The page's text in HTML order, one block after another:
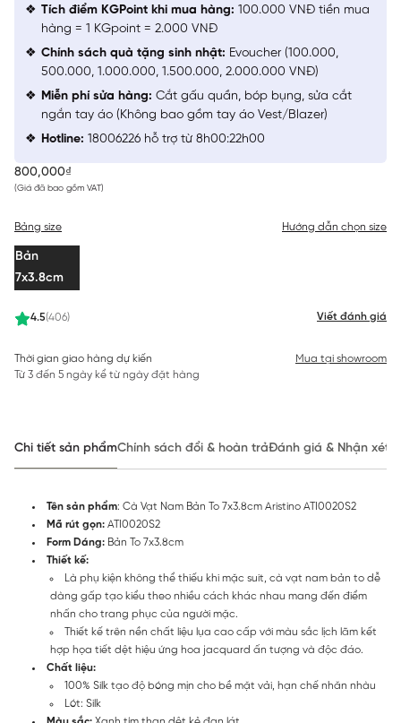
800,000₫
(Giá đã bao gồm VAT)
4.5(406) Viết đánh giá
Bảng size Hướng dẫn chọn size
Bản
7x3.8cm
Thời gian giao hàng dự kiến
Từ 3 đến 5 ngày kể từ ngày đặt hàng
Mua tại showroom
Tích điểm KGPoint khi mua hàng: 100.000 VNĐ tiền mua
hàng = 1 KGpoint = 2.000 VNĐ
Chính sách quà tặng sinh nhật: Evoucher (100.000,
500.000, 1.000.000, 1.500.000, 2.000.000 VNĐ)
Miễn phí sửa hàng: Cắt gấu quần, bóp bụng, sửa cắt
ngắn tay áo (Không bao gồm tay áo Vest/Blazer)
Hotline: 18006226 hỗ trợ từ 8h00:22h00
Chi tiết sản phẩmChính sách đổi & hoàn trảĐánh giá & Nhận xét
Tên sản phẩm: Cà Vạt Nam Bản To 7x3.8cm Aristino ATI0020S2
Mã rút gọn: ATI0020S2
Form Dáng: Bản To 7x3.8cm
Thiết kế:
Là phụ kiện không thể thiếu khi mặc suit, cà vạt nam bản to dễ
dàng gấp tạo kiểu theo nhiều cách khác nhau mang đến điểm
nhấn cho trang phục của người mặc.
Thiết kế trên nền chất liệu lụa cao cấp với màu sắc lịch lãm kết
hợp họa tiết dệt hiệu ứng hoa jacquard ấn tượng và độc đáo.
Chất liệu:
100% Silk tạo độ bóng mịn cho bề mặt vải, hạn chế nhăn nhàu
Lót: Silk